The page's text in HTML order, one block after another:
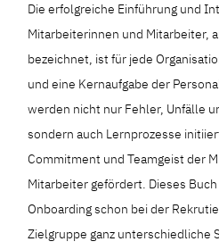
Die erfolgreiche Einführung und
Mitarbeiterinnen und Mitarbeiter,
bezeichnet, ist für jede
und eine Kernaufgabe der
werden nicht nur Fehler, Unfälle
sondern auch Lernprozesse
Commitment und Teamgeist der
Mitarbeiter gefördert. Dieses
Onboarding schon bei der
Zielgruppe ganz unterschiedliche